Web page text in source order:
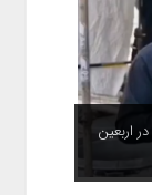
اربعین